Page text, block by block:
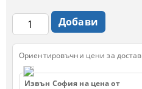
Ориентировъчни цени за
Извън София на цена от